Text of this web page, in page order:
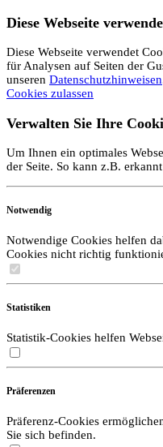
Diese Webseite
Diese Webseite verwendet
für Analysen auf Seiten der
unseren Datenschutzhinweisen
Cookies zulassen
Verwalten Sie Ihre
Um Ihnen ein optimales
der Seite. So kann z.B.
Notwendig
Notwendige Cookies helfen
Cookies nicht richtig
Statistiken
Statistik-Cookies helfen
Präferenzen
Präferenz-Cookies
Sie sich befinden.